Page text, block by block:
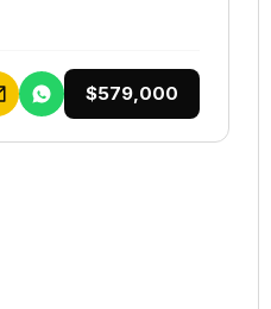
$579,000